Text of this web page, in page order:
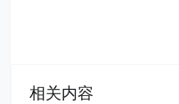
相关内容